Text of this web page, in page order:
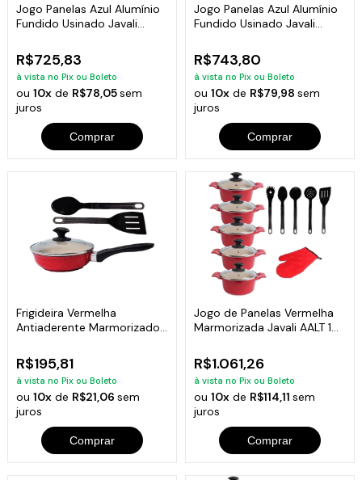
Jogo Panelas Azul Alumínio
Fundido Usinado Javali
R$725,83
à vista no Pix ou Boleto
ou10x de R$78,05sem
juros
Comprar
Jogo Panelas Azul Alumínio
Fundido Usinado Javali
R$743,80
à vista no Pix ou Boleto
ou 10xde R$79,98 sem
juros
Comprar
Frigideira Vermelha
Antiaderente Marmorizado
R$195,81
à vista no Pix ou Boleto
ou10x de R$21,06sem
juros
Comprar
Jogo de Panelas Vermelha
Marmorizada Javali AALT 16
R$1.061,26
à vista no Pix ou Boleto
ou 10xde R$114,11 sem
juros
Comprar